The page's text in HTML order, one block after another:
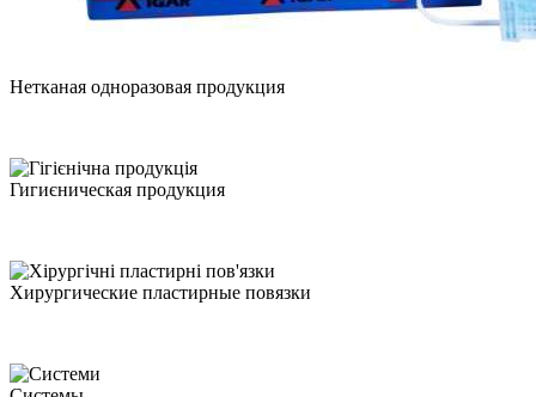
Нетканая одноразовая продукция
Гигиєническая продукция
Хирургические пластирные повязки